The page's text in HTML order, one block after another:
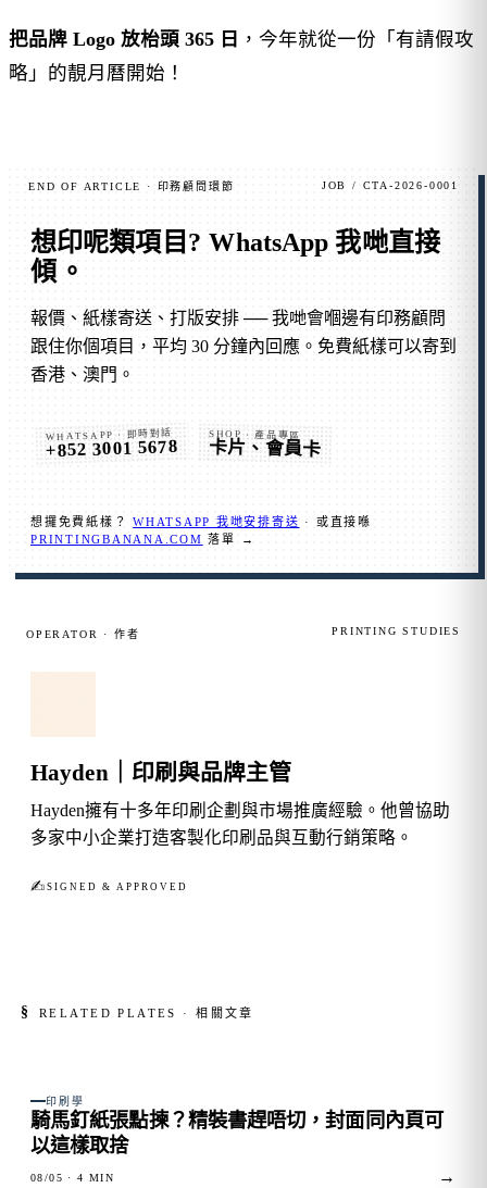
把品牌 Logo 放枱頭 365 日 ，今年就從一份「有請假攻
略」的靚月曆開始！
END OF ARTICLE · 印務顧問環節 JOB / CTA-2026-0001
想印呢類項目? WhatsApp 我哋直接
傾 。
報價、紙樣寄送、打版安排 ── 我哋會嗰邊有印務顧問
跟住你個項目，平均 30 分鐘內回應。免費紙樣可以寄到
香港、澳門。
WHATSAPP · 即時對話
+852 3001 5678
SHOP · 產品專區
卡片、會員卡
想攞免費紙樣？WHATSAPP 我哋安排寄送 · 或直接喺
PRINTINGBANANA.COM 落單 →
OPERATOR · 作者 PRINTING STUDIES
Hayden｜印刷與品牌主管
Hayden擁有十多年印刷企劃與市場推廣經驗。他曾協助
多家中小企業打造客製化印刷品與互動行銷策略。
✍︎ SIGNED & APPROVED
§ RELATED PLATES · 相關文章
FIG. 01
印刷學
騎馬釘紙張點揀？精裝書趕唔切，封面同內頁可
以這樣取捨
08/05 · 4 MIN →